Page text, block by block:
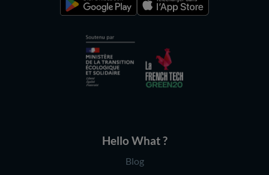
Hello What ?
Blog